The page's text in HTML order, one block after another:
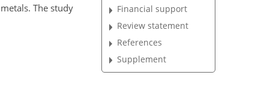
The study
Financial support
Review statement
References
Supplement